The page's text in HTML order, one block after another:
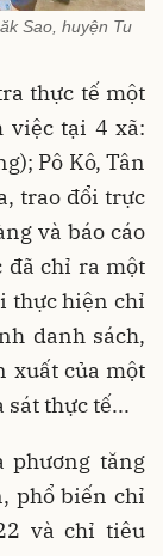
Sao, huyện Tu
thực tế một
việc tại 4 xã:
Pô Kô, Tân
trao đổi trực
và báo cáo
đã chỉ ra một
thực hiện chỉ
danh sách,
xuất của một
sát thực tế...
phương tăng
phổ biến chỉ
và chỉ tiêu